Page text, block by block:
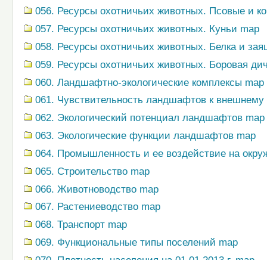
056. Ресурсы охотничьих животных. Псовые и
057. Ресурсы охотничьих животных. Куньи map
058. Ресурсы охотничьих животных. Белка и
059. Ресурсы охотничьих животных. Боровая
060. Ландшафтно-экологические комплексы map
061. Чувствительность ландшафтов к
062. Экологический потенциал ландшафтов map
063. Экологические функции ландшафтов map
064. Промышленность и ее воздействие на
065. Строительство map
066. Животноводство map
067. Растениеводство map
068. Транспорт map
069. Функциональные типы поселений map